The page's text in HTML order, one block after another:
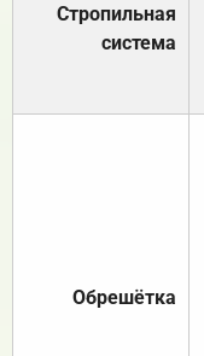
Стропильная
система
Обрешётка